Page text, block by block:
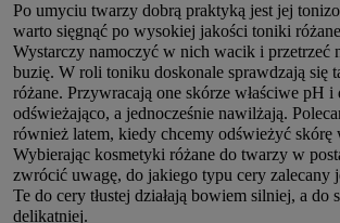
Po umyciu twarzy dobrą praktyką jest jej
warto sięgnąć po wysokiej jakości toniki
Wystarczy namoczyć w nich wacik i przetrzeć
buzię. W roli toniku doskonale sprawdzają się
różane. Przywracają one skórze właściwe pH i
odświeżająco, a jednocześnie nawilżają.
również latem, kiedy chcemy odświeżyć skórę
Wybierając kosmetyki różane do twarzy w
zwrócić uwagę, do jakiego typu cery zalecany
Te do cery tłustej działają bowiem silniej, a do
delikatniej.